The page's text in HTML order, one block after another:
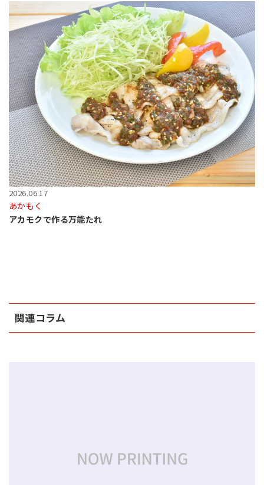
2026.06.17
あかもく
アカモクで作る万能たれ
関連コラム